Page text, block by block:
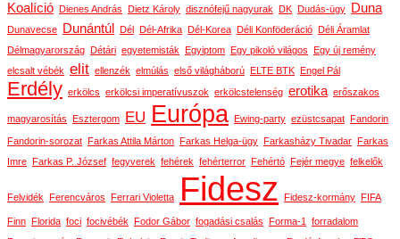
Koalíció Dienes András Dietz Károly disznófejű nagyurak DK Dudás-ügy Duna
Dunavecse Dunántúl Dél Dél-Afrika Dél-Korea Déli Konföderáció Déli Áramlat
Délmagyarország Détári egyetemisták Egyiptom Egy pikoló világos Egy új remény
elcsalt vébék elit ellenzék elmúlás első világháború ELTE BTK Engel Pál
Erdély erkölcs erkölcsi imperatívuszok erkölcstelenség erotika erőszakos
magyarosítás Esztergom EU Európa Ewing-party ezüstcsapat Fandorin
Fandorin-sorozat Farkas Attila Márton Farkas Helga-ügy Farkasházy Tivadar Farkas
Imre Farkas P. József fegyverek fehérek fehérterror Fehértó Fejér megye felkelők
Felvidék Ferencváros Ferrari Violetta Fidesz Fidesz-kormány FIFA
Finn Florida foci focivébék Fodor Gábor fogadási csalás Forma-1
forradalom